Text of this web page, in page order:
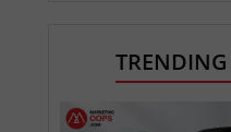
TRENDING